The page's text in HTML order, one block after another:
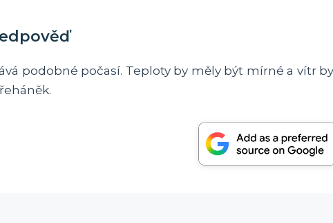
podobné počasí. Teploty by měly být mírné a vítr